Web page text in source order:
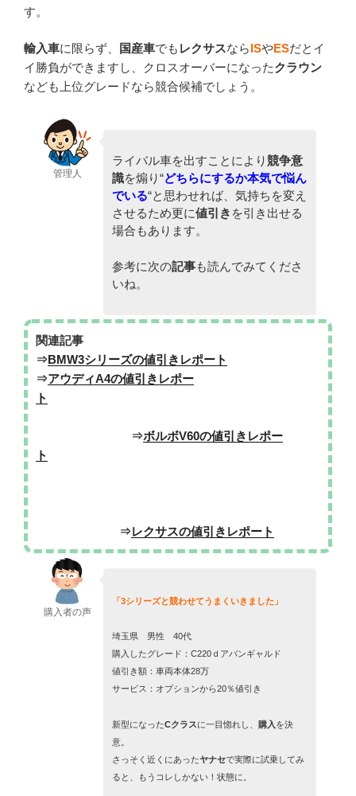
す。
輸入車に限らず、 国産車でも レクサスならISやESだとイ
イ勝負ができますし、クロスオーバーになったクラウン
なども上位グレードなら競合候補でしょう。
管理人
ライバル車を出すことにより競争意
識を煽り“どちらにするか本気で悩ん
でいる“と思わせれば、気持ちを変え
させるため更に値引き を引き出せる
場合もあります。
参考に次の記事も読んでみてくださ
いね。
関連記事
⇒BMW3シリーズの値引きレポート
⇒アウディA4の値引きレポー
ト
⇒ボルボV60の値引きレポー
ト
⇒レクサスの値引きレポート
購入者の声
「3シリーズと競わせてうまくいきました」
埼玉県 男性 40代
購入したグレード：C220ｄアバンギャルド
値引き額：車両本体28万
サービス：オプションから20％値引き
新型になったCクラスに一目惚れし、 購入 を決
意。
さっそく近くにあったヤナセで実際に試乗してみ
ると、もうコレしかない！状態に